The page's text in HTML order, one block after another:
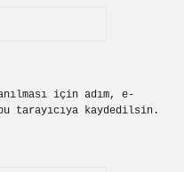
için adım, e-
tarayıcıya kaydedilsin.